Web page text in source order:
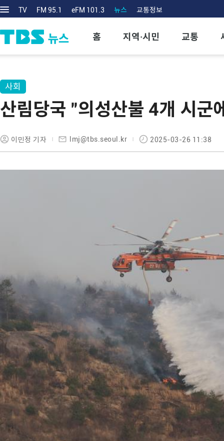
TV FM 95.1 eFM 101.3 뉴스 교통정보
홈 지역·시민 교통
사회
산림당국 "의성산불 4개 시
이민정 기자 lmj@tbs.seoul.kr 2025-03-26 11:38